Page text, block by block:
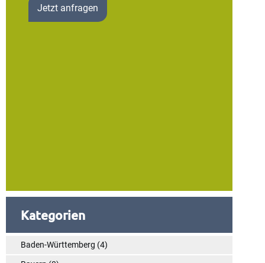
Jetzt anfragen
Kategorien
Baden-Württemberg (4)